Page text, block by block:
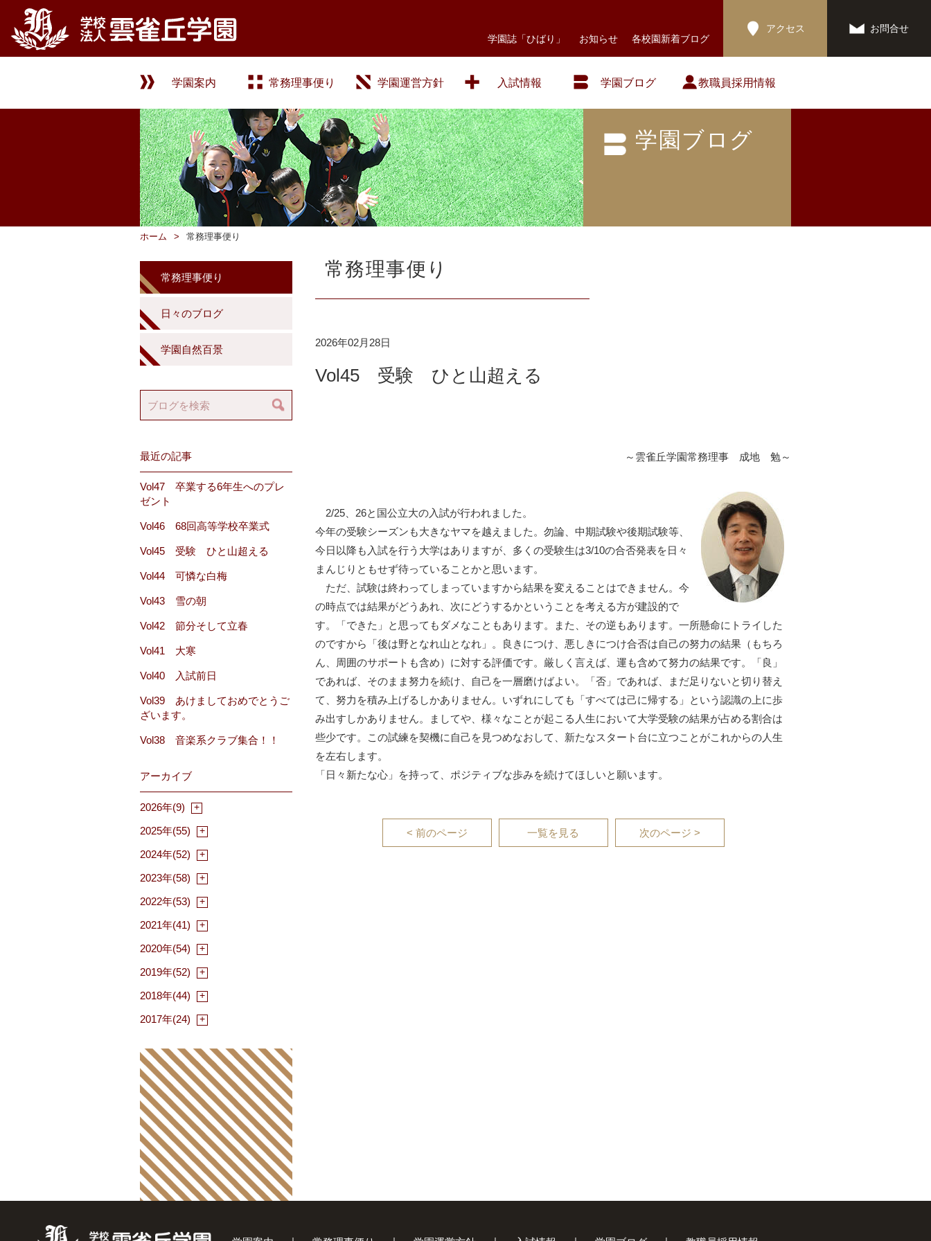
学園誌「ひばり」 お知らせ 各校園新着ブログ
アクセス お問合せ
学園案内 常務理事便り 学園運営方針 入試情報 学園ブログ 教職員採用情報
学園ブログ
ホーム 常務理事便り
常務理事便り
2026年02月28日
Vol45 受験 ひと山超える
～雲雀丘学園常務理事 成地 勉～
2/25、26と国公立大の入試が行われました。
今年の受験シーズンも大きなヤマを越えました。勿論、中期試験や後期試験等、
今日以降も入試を行う大学はありますが、多くの受験生は3/10の合否発表を日々
まんじりともせず待っていることかと思います。
ただ、試験は終わってしまっていますから結果を変えることはできません。今
の時点では結果がどうあれ、次にどうするかということを考える方が建設的で
す。「できた」と思ってもダメなこともあります。また、その逆もあります。一所懸命にトライした
のですから「後は野となれ山となれ」。良きにつけ、悪しきにつけ合否は自己の努力の結果（もちろ
ん、周囲のサポートも含め）に対する評価です。厳しく言えば、運も含めて努力の結果です。「良」
であれば、そのまま努力を続け、自己を一層磨けばよい。「否」であれば、まだ足りないと切り替え
て、努力を積み上げるしかありません。いずれにしても「すべては己に帰する」という認識の上に歩
み出すしかありません。ましてや、様々なことが起こる人生において大学受験の結果が占める割合は
些少です。この試練を契機に自己を見つめなおして、新たなスタート台に立つことがこれからの人生
を左右します。
「日々新たな心」を持って、ポジティブな歩みを続けてほしいと願います。
< 前のページ 一覧を見る 次のページ >
常務理事便り
日々のブログ
学園自然百景
最近の記事
Vol47 卒業する6年生へのプレ
ゼント
Vol46 68回高等学校卒業式
Vol45 受験 ひと山超える
Vol44 可憐な白梅
Vol43 雪の朝
Vol42 節分そして立春
Vol41 大寒
Vol40 入試前日
Vol39 あけましておめでとうご
ざいます。
Vol38 音楽系クラブ集合！！
アーカイブ
2026年(9)
2025年(55)
2024年(52)
2023年(58)
2022年(53)
2021年(41)
2020年(54)
2019年(52)
2018年(44)
2017年(24)